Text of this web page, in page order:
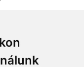
között